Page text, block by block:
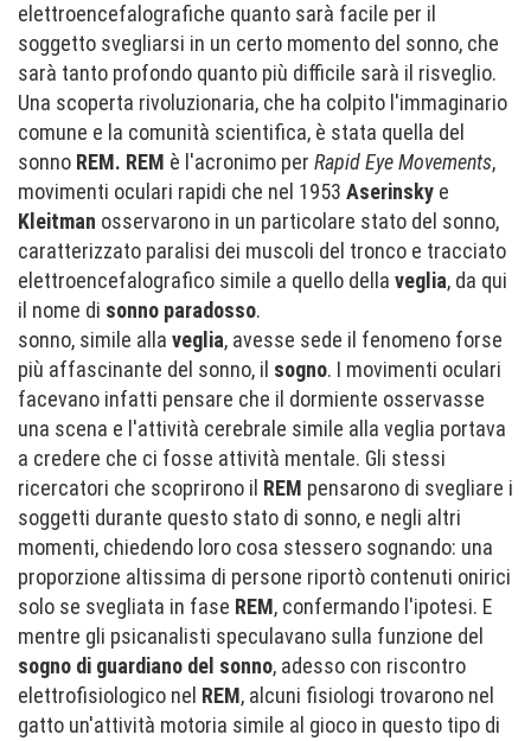
elettroencefalografiche quanto sarà facile per il
soggetto svegliarsi in un certo momento del sonno, che
sarà tanto profondo quanto più difficile sarà il risveglio.
Una scoperta rivoluzionaria, che ha colpito l'immaginario
comune e la comunità scientifica, è stata quella del
sonno REM. REM è l'acronimo per Rapid Eye Movements,
movimenti oculari rapidi che nel 1953 Aserinsky e
Kleitman osservarono in un particolare stato del sonno,
caratterizzato paralisi dei muscoli del tronco e tracciato
elettroencefalografico simile a quello della veglia, da qui
il nome di sonno paradosso.
sonno, simile alla veglia, avesse sede il fenomeno forse
più affascinante del sonno, il sogno. I movimenti oculari
facevano infatti pensare che il dormiente osservasse
una scena e l'attività cerebrale simile alla veglia portava
a credere che ci fosse attività mentale. Gli stessi
ricercatori che scoprirono il REM pensarono di svegliare i
soggetti durante questo stato di sonno, e negli altri
momenti, chiedendo loro cosa stessero sognando: una
proporzione altissima di persone riportò contenuti onirici
solo se svegliata in fase REM, confermando l'ipotesi. E
mentre gli psicanalisti speculavano sulla funzione del
sogno di guardiano del sonno, adesso con riscontro
elettrofisiologico nel REM, alcuni fisiologi trovarono nel
gatto un'attività motoria simile al gioco in questo tipo di